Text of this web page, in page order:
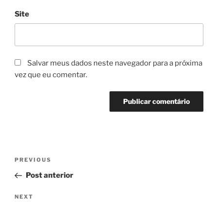
Site
Salvar meus dados neste navegador para a próxima
vez que eu comentar.
Navegação
Post
Previous
Post
PREVIOUS
Post anterior
Next
NEXT